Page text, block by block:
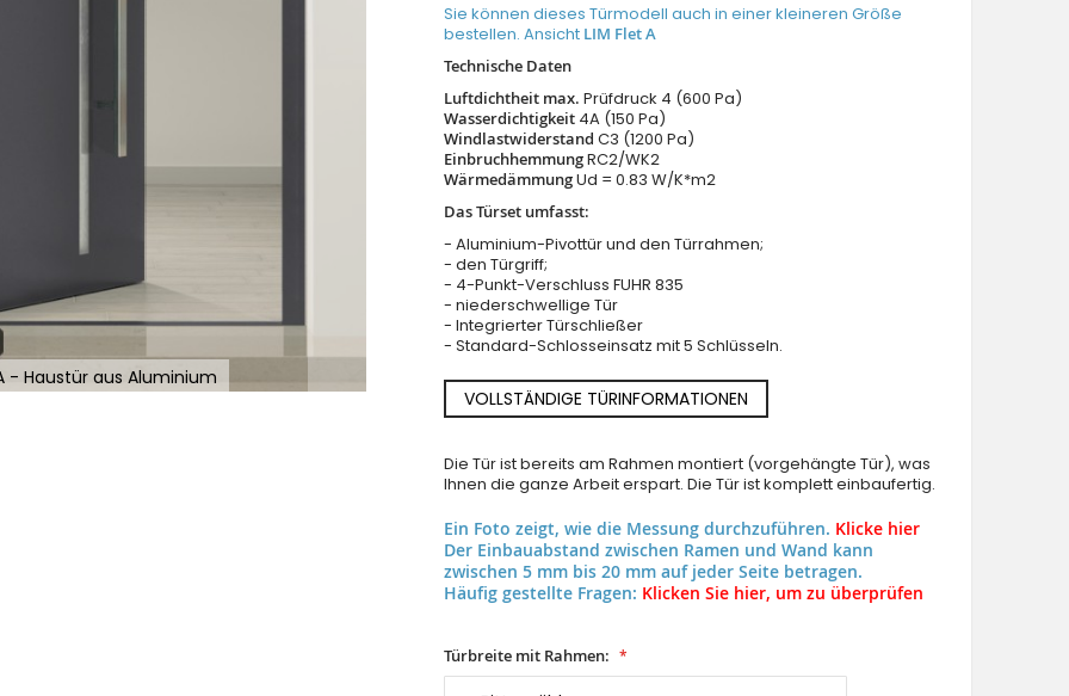
- Haustür aus Aluminium PIVOT Flet A - Haustür aus Aluminium
Sie können dieses Türmodell auch in einer kleineren Größe
bestellen. Ansicht LIM Flet A
Technische Daten
Luftdichtheit max. Prüfdruck 4 (600 Pa)
Wasserdichtigkeit 4A (150 Pa)
Windlastwiderstand C3 (1200 Pa)
EinbruchhemmungRC2/WK2
WärmedämmungUd = 0.83 W/K*m2
Das Türset umfasst:
- Aluminium-Pivottür und den Türrahmen;
- den Türgriff;
- 4-Punkt-Verschluss FUHR 835
- niederschwellige Tür
- Integrierter Türschließer
- Standard-Schlosseinsatz mit 5 Schlüsseln.
VOLLSTÄNDIGE TÜRINFORMATIONEN
Die Tür ist bereits am Rahmen montiert (vorgehängte Tür), was
Ihnen die ganze Arbeit erspart. Die Tür ist komplett einbaufertig.
Ein Foto zeigt, wie die Messung durchzuführen. Klicke hier
Der Einbauabstand zwischen Ramen und Wand kann
zwischen 5 mm bis 20 mm auf jeder Seite betragen.
Häufig gestellte Fragen: Klicken Sie hier, um zu überprüfen
Türbreite mit Rahmen: